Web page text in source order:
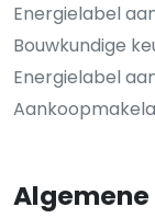
Energielabel
Bouwkundige
Energielabel